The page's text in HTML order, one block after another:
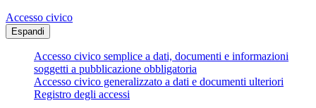
Accesso civico
Espandi
Accesso civico semplice a dati, documenti e informazioni
soggetti a pubblicazione obbligatoria
Accesso civico generalizzato a dati e documenti ulteriori
Registro degli accessi